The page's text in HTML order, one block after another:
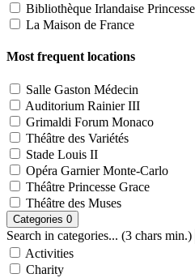
Bibliothèque Irlandaise
La Maison de France
Most frequent locations
Salle Gaston Médecin
Auditorium Rainier III
Grimaldi Forum Monaco
Théâtre des Variétés
Stade Louis II
Opéra Garnier Monte-Carlo
Théâtre Princesse Grace
Théâtre des Muses
Categories 0
Search in categories... (3 chars min.)
Activities
Charity